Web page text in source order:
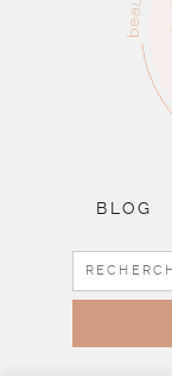
BLOG